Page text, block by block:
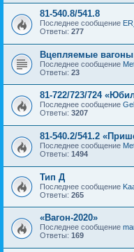
81-540.8/541.8
Последнее сообщение
Ответы: 277
Вцепляемые вагоны
Последнее сообщение
Ответы: 23
81-722/723/724
Последнее сообщение
Ответы: 3207
81-540.2/541.2
Последнее сообщение
Ответы: 1494
Тип Д
Последнее сообщение
Ответы: 265
«Вагон-2020»
Последнее сообщение
Ответы: 169